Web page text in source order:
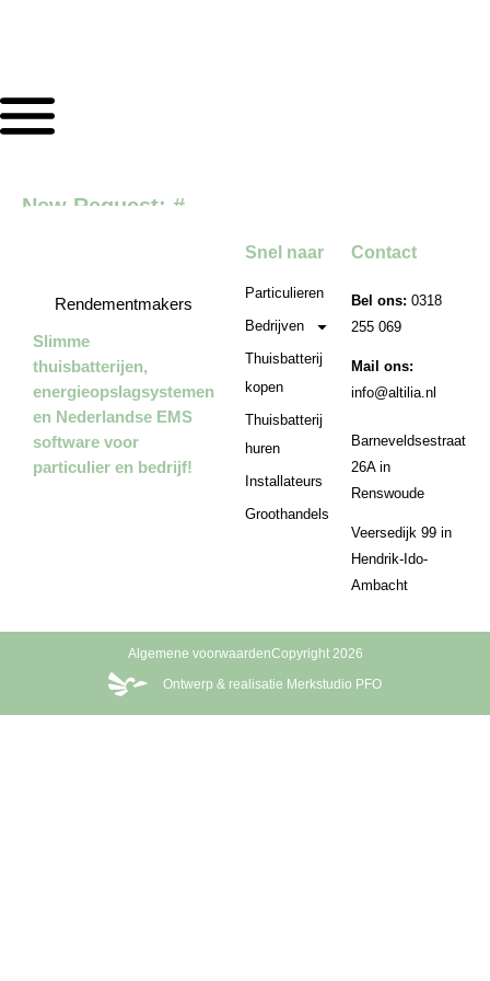
New Request: #
Rendementmakers
Slimme
thuisbatterijen,
energieopslagsystemen
en Nederlandse EMS
software voor
particulier en bedrijf!
Snel naar
Particulieren
Bedrijven
Thuisbatterij
kopen
Thuisbatterij
huren
Installateurs
Groothandels
Contact
Bel ons: 0318
255 069
Mail ons:
info@altilia.nl
Barneveldsestraat
26A in
Renswoude
Veersedijk 99 in
Hendrik-Ido-
Ambacht
Algemene voorwaardenCopyright 2026
Ontwerp & realisatie Merkstudio PFO